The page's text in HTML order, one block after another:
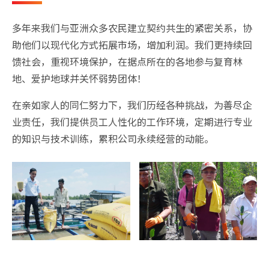
多年来我们与亚洲众多农民建立契约共生的紧密关系，协
助他们以现代化方式拓展市场，增加利润。我们更持续回
馈社会，重视环境保护，在据点所在的各地参与复育林
地、爱护地球并关怀弱势团体！
在亲如家人的同仁努力下，我们历经各种挑战，为善尽企
业责任，我们提供员工人性化的工作环境，定期进行专业
的知识与技术训练，累积公司永续经营的动能。